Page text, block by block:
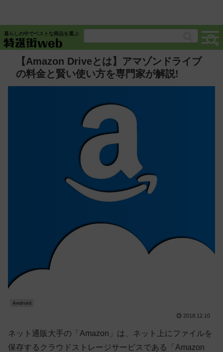
暮らしの中でベストな商品を選ぶ
【Amazon Driveとは】アマゾンドライブ
の料金と賢い使い方を専門家が解説!
Android
2018.12.10
ネット通販大手の「Amazon」は、ネット上にファイルを
保存するクラウドストレージサービスである「Amazon